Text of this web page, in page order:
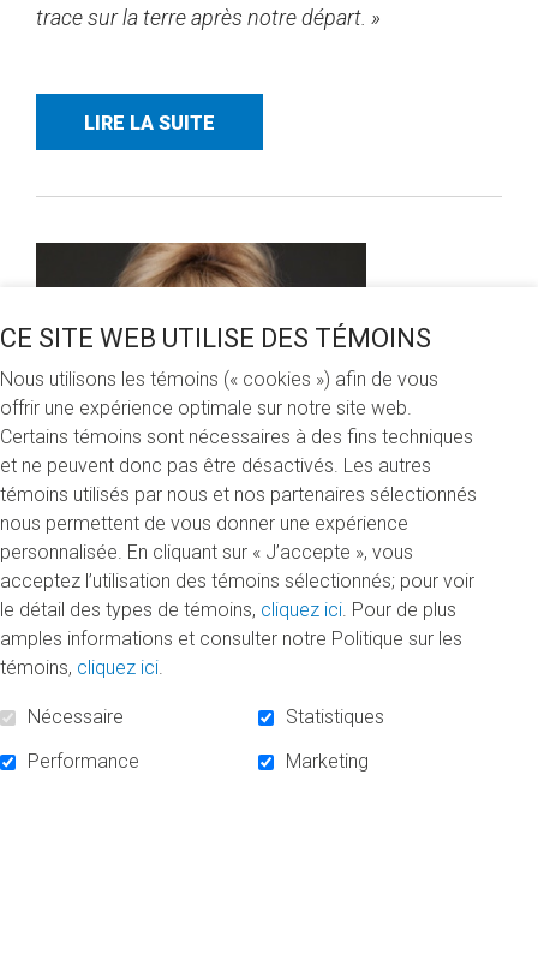
trace sur la terre après notre départ. »
LIRE LA SUITE
Donner, un geste de solidarité
envers les étudiants
« En tant que professeure, je constate l’effet positif
des bourses sur leur parcours et leur réussite. »
CE SITE WEB UTILISE DES TÉMOINS
Nous utilisons les témoins (« cookies ») afin de vous
offrir une expérience optimale sur notre site web.
Certains témoins sont nécessaires à des fins techniques
et ne peuvent donc pas être désactivés. Les autres
témoins utilisés par nous et nos partenaires sélectionnés
nous permettent de vous donner une expérience
personnalisée. En cliquant sur « J’accepte », vous
acceptez l’utilisation des témoins sélectionnés; pour voir
le détail des types de témoins, cliquez ici. Pour de plus
amples informations et consulter notre Politique sur les
témoins, cliquez ici.
Nécessaire
Statistiques
Performance
Marketing